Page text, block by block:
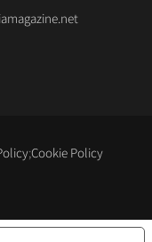
;Cookie Policy